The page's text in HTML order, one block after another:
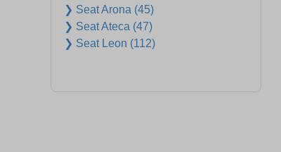
❯ Seat Arona (45)
❯ Seat Ateca (47)
❯ Seat Leon (112)